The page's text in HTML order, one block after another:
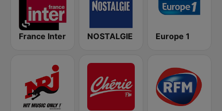
France Inter NOSTALGIE Europe 1